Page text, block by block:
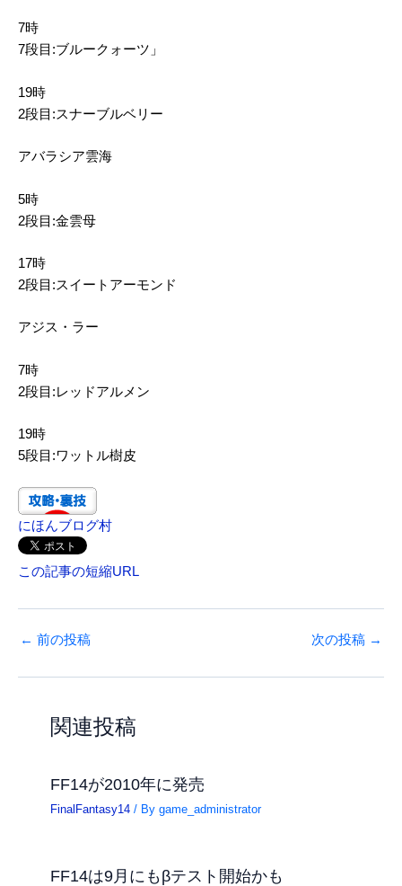
7時
7段目:ブルークォーツ」
19時
2段目:スナーブルベリー
アバラシア雲海
5時
2段目:金雲母
17時
2段目:スイートアーモンド
アジス・ラー
7時
2段目:レッドアルメン
19時
5段目:ワットル樹皮
にほんブログ村
この記事の短縮URL
← 前の投稿 次の投稿 →
関連投稿
FF14が2010年に発売
FinalFantasy14 / Bygame_administrator
FF14は9月にもβテスト開始かも